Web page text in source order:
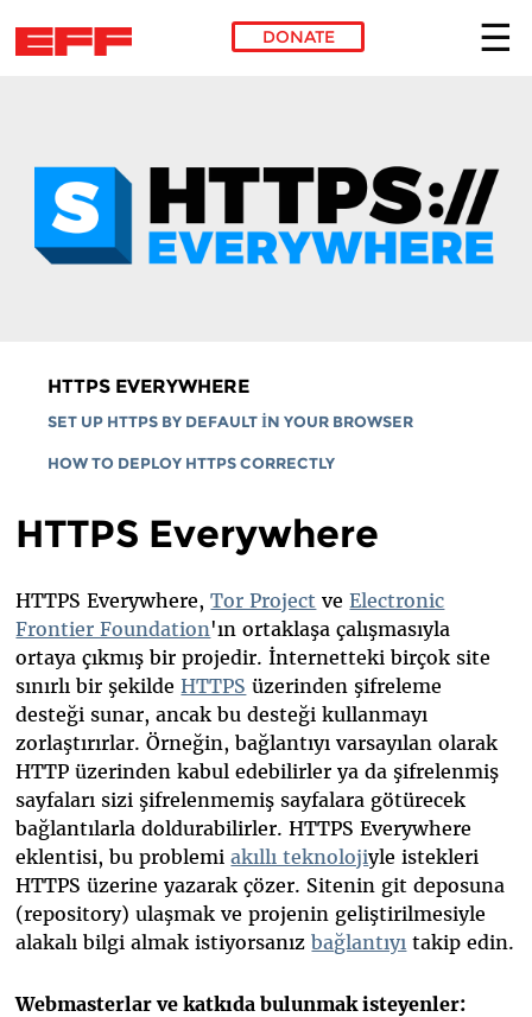
DONATE
HTTPS EVERYWHERE
SET UP HTTPS BY DEFAULT IN YOUR BROWSER
HOW TO DEPLOY HTTPS CORRECTLY
HTTPS Everywhere
HTTPS Everywhere,Tor Project veElectronic
Frontier Foundation'ın ortaklaşa çalışmasıyla
ortaya çıkmış bir projedir. İnternetteki birçok site
sınırlı bir şekildeHTTPS üzerinden şifreleme
desteği sunar, ancak bu desteği kullanmayı
zorlaştırırlar. Örneğin, bağlantıyı varsayılan olarak
HTTP üzerinden kabul edebilirler ya da şifrelenmiş
sayfaları sizi şifrelenmemiş sayfalara götürecek
bağlantılarla doldurabilirler. HTTPS Everywhere
eklentisi, bu problemiakıllı teknolojiyle istekleri
HTTPS üzerine yazarak çözer. Sitenin git deposuna
(repository) ulaşmak ve projenin geliştirilmesiyle
alakalı bilgi almak istiyorsanızbağlantıyı takip edin.
Webmasterlar ve katkıda bulunmak isteyenler: